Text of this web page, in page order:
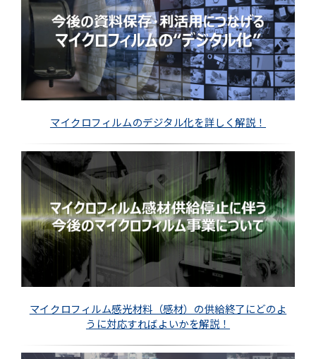
マイクロフィルムのデジタル化を詳しく解説！
マイクロフィルム感光材料（感材）の供給終了にどのよ
うに対応すればよいかを解説！